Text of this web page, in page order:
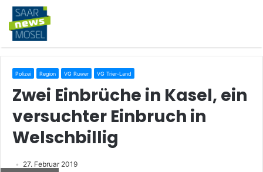
Polizei Region VG Ruwer VG Trier-Land
Zwei Einbrüche in Kasel, ein
versuchter Einbruch in
Welschbillig
27. Februar 2019